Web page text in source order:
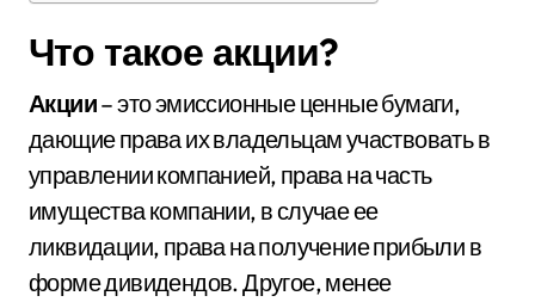
Что такое акции?
Акции– это эмиссионные ценные бумаги,
дающие права их владельцам участвовать в
управлении компанией, права на часть
имущества компании, в случае ее
ликвидации, права на получение прибыли в
форме дивидендов. Другое, менее